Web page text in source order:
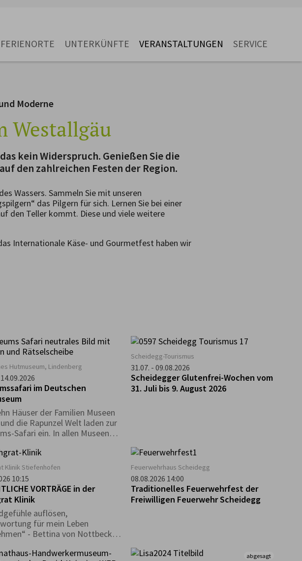
FERIENORTE UNTERKÜNFTE VERANSTALTUNGEN SERVICE
Moderne
Westallgäu
kein Widerspruch. Genießen Sie die
den zahlreichen Festen der Region.
Wassers. Sammeln Sie mit unseren
das Pilgern für sich. Lernen Sie bei einer
den Teller kommt. Diese und viele weitere
Internationale Käse- und Gourmetfest haben wir
Hutmuseum, Lindenberg
im Deutschen
Häuser der Familien Museen
die Rapunzel Welt laden zur
Safari ein. In allen Museen
Rätsel zu lösen, bei dem
Spürsinn gefragt ist. Bei
begleitet euch ein
das ihr kostenlos an
erhaltet. Wer
drei Museen besucht und
löst kann an einer Verlosung
Der Besuch ist zu den
des Deutschen
möglich.
Scheidegg-Tourismus
31.07. - 09.08.2026
Scheidegger Glutenfrei-Wochen vom
31. Juli bis 9. August 2026
Klinik Stiefenhofen
10:15
VORTRÄGE in der
Klinik
auflösen,
für mein Leben
- Bettina von Nottbeck,
Feuerwehrhaus Scheidegg
08.08.2026 14:00
Traditionelles Feuerwehrfest der
Freiwilligen Feuerwehr Scheidegg
abgesagt